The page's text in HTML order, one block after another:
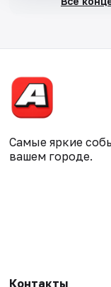
Самые яркие
вашем городе.
Контакты